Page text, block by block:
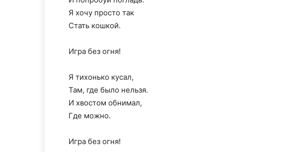
Я хочу просто так
Стать кошкой.
Игра без огня!
Я тихонько кусал,
Там, где было нельзя.
И хвостом обнимал,
Где можно.
Игра без огня!